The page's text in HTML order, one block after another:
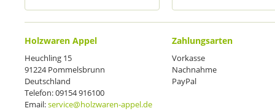
Holzwaren Appel
Heuchling 15
91224 Pommelsbrunn
Deutschland
Telefon: 09154 916100
Email:service@holzwaren-appel.de
Zahlungsarten
Vorkasse
Nachnahme
PayPal